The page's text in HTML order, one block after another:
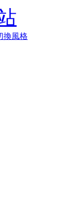
換風格